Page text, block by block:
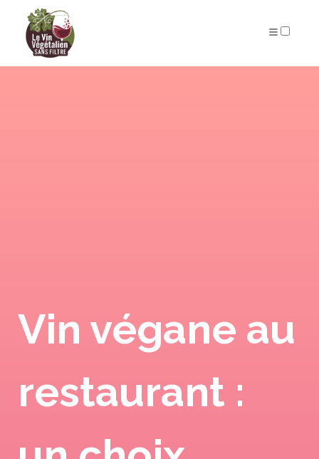
Vin végane au
restaurant :